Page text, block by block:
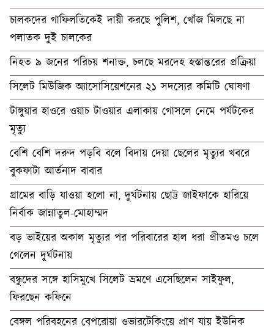
চালকদের গাফিলতিকেই দায়ী করছে পুলিশ, খোঁজ মিলছে না
পলাতক দুই চালকের
নিহত ৯ জনের পরিচয় শনাক্ত, চলছে মরদেহ হস্তান্তরের প্রক্রিয়া
সিলেট মিউজিক অ্যাসোসিয়েশনের ২১ সদস্যের কমিটি ঘোষণা
টাঙ্গুয়ার হাওরে ওয়াচ টাওয়ার এলাকায় গোসলে নেমে পর্যটকের
মৃত্যু
বেশি বেশি দরুদ পড়বি বলে বিদায় দেয়া ছেলের মৃত্যুর খবরে
বুকফাটা আর্তনাদ বাবার
গ্রামের বাড়ি যাওয়া হলো না, দুর্ঘটনায় ছোট্ট জাইফাকে হারিয়ে
নির্বাক জান্নাতুল-মোহাম্মদ
বড় ভাইয়ের অকাল মৃত্যুর পর পরিবারের হাল ধরা প্রীতমও চলে
গেলেন দুর্ঘটনায়
বন্ধুদের সঙ্গে হাসিমুখে সিলেট ভ্রমণে এসেছিলেন সাইফুল,
ফিরছেন কফিনে
বেঙ্গল পরিবহনের বেপরোয়া ওভারটেকিংয়ে প্রাণ যায় ইউনিক